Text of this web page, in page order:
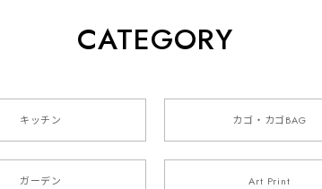
CATEGORY
キッチン カゴ・カゴBAG
ガーデン Art Print